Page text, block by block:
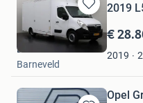
Bewaren
in
Mijn
Favorieten
2019
€
2019
Dutchvans.com
Barneveld
Opel